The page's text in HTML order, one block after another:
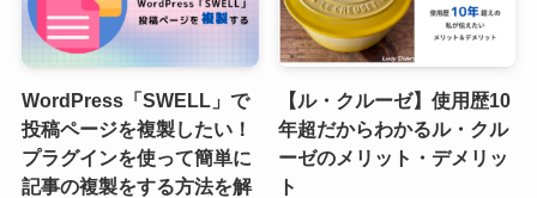
WordPress「SWELL」で
投稿ページを複製したい！
プラグインを使って簡単に
記事の複製をする方法を解
【ル・クルーゼ】使用歴10
年超だからわかるル・クル
ーゼのメリット・デメリッ
ト